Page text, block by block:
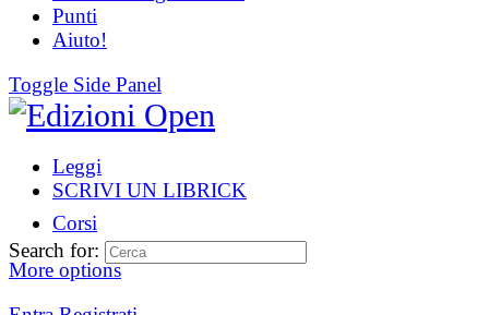
Punti
Aiuto!
Toggle Side Panel
Leggi
SCRIVI UN LIBRICK
Corsi
More options
Search for: